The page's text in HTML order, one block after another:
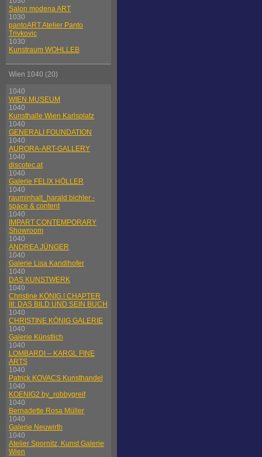
Salon modena ART
1030
pantoART Atelier Panto
Trivkovic
1030
Kunstraum WOHLLEB
Wien 1040 (20)
1040
WIEN MUSEUM
1040
Kunsthalle Wien Karlsplatz
1040
GENERALI FOUNDATION
1040
AURORA-ART-GALLERY
1040
discotec.at
1040
Galerie FELIX HÖLLER
1040
rauminhalt_harald bichler -
space & content
1040
IMPART CONTEMPORARY
Showroom
1040
ANDREA JÜNGER
1040
Galerie Lisa Kandlhofer
1040
DAS KUNSTWERK
1040
Christine KÖNIG | CHAPTER
III: DAS BILD UND SEIN BUCH
1040
CHRISTINE KÖNIG GALERIE
1040
Galerie Künstlich
1040
LOMBARDI – KARGL FINE
ARTS
1040
Patrick KOVACS Kunsthandel
1040
KOENIG2 by_robbygreif
1040
Bernadette Rosa Müller
1040
Galerie Neuwirth
1040
Atelier Spornitz, Kunst Galerie
Wien